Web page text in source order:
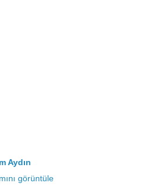
Aydın
görüntüle